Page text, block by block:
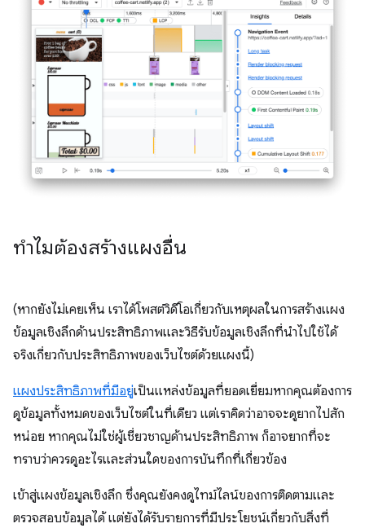
ทำไมต้องสร้างแผงอื่น
(หากยังไม่เคยเห็น เราได้โพสต์วิดีโอเกี่ยวกับเหตุผลในการสร้างแผง
ข้อมูลเชิงลึกด้านประสิทธิภาพและวิธีรับข้อมูลเชิงลึกที่นำไปใช้ได้
จริงเกี่ยวกับประสิทธิภาพของเว็บไซต์ด้วยแผงนี้)
แผงประสิทธิภาพที่มีอยู่เป็นแหล่งข้อมูลที่ยอดเยี่ยมหากคุณต้องการ
ดูข้อมูลทั้งหมดของเว็บไซต์ในที่เดียว แต่เราคิดว่าอาจจะดูยากไปสัก
หน่อย หากคุณไม่ใช่ผู้เชี่ยวชาญด้านประสิทธิภาพ ก็อาจยากที่จะ
ทราบว่าควรดูอะไรและส่วนใดของการบันทึกที่เกี่ยวข้อง
เข้าสู่แผงข้อมูลเชิงลึก ซึ่งคุณยังคงดูไทม์ไลน์ของการติดตามและ
ตรวจสอบข้อมูลได้ แต่ยังได้รับรายการที่มีประโยชน์เกี่ยวกับสิ่งที่